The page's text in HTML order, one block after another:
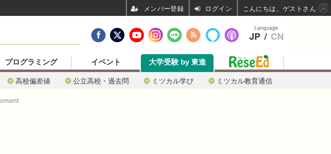
高校偏差値 公立高校・過去問 ミツカル学び ミツカル教育通信
プログラミング イベント 大学受験 by 東進
Language
JP / CN
ログイン こんにちは、ゲストさん